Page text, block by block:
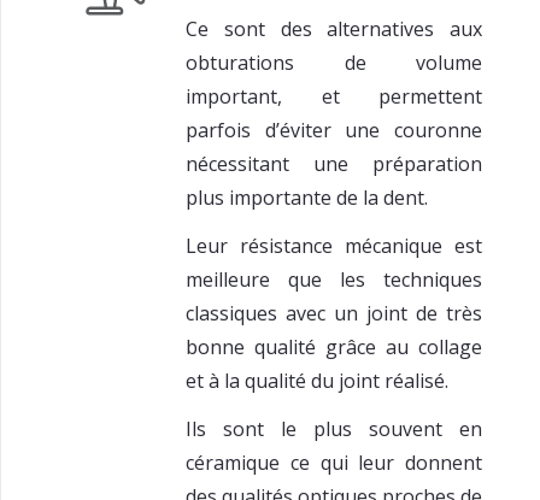
Ce sont des alternatives aux
obturations de volume
important, et permettent
parfois d’éviter une couronne
nécessitant une préparation
plus importante de la dent.
Leur résistance mécanique est
meilleure que les techniques
classiques avec un joint de très
bonne qualité grâce au collage
et à la qualité du joint réalisé.
Ils sont le plus souvent en
céramique ce qui leur donnent